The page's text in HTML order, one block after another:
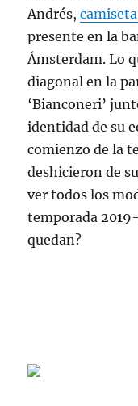
Andrés,
presente en la
Ámsterdam. Lo
diagonal en la
‘Bianconeri’
identidad de su
comienzo de la
deshicieron de
ver todos los
temporada
quedan?